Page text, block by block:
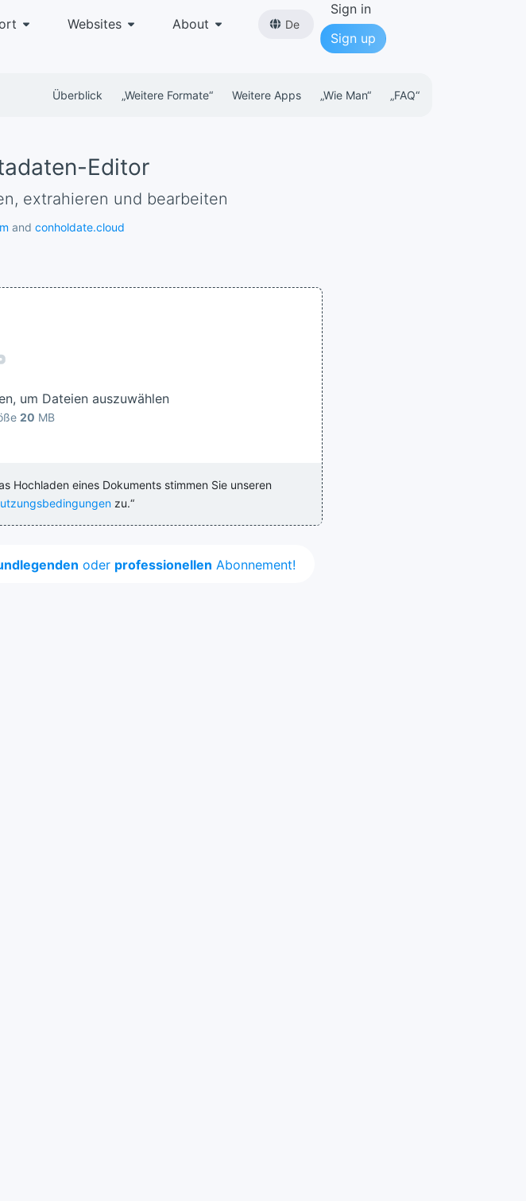
Websites About De
Sign in
Sign up
Überblick „weitere Formate“ Weitere Apps „wie Man“ „FAQ“
Editor
extrahieren und bearbeiten
and conholdate.cloud
um Dateien auszuwählen
20 MB
Hochladen eines Dokuments stimmen Sie unseren
zu.“
oder professionellen Abonnement!